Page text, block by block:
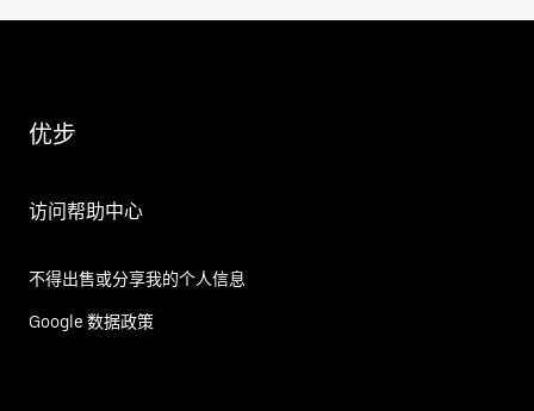
优步
访问帮助中心
不得出售或分享我的个人信息
Google 数据政策